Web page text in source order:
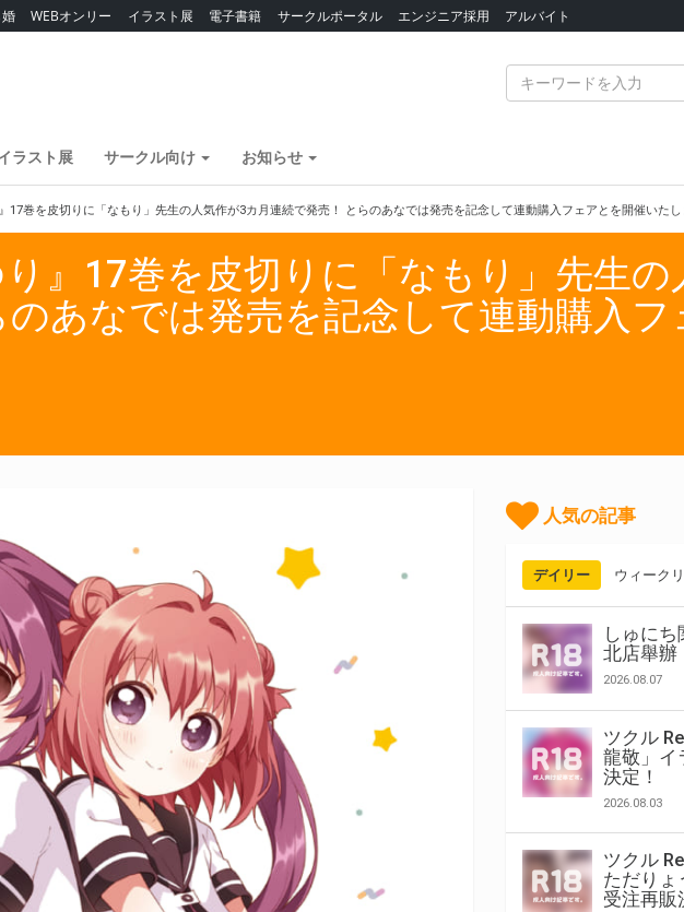
WEBオンリー イラスト展 電子書籍 サークルポータル エンジニア採用 アルバイト
ラスト展 サークル向け お知らせ
17巻を皮切りに「なもり」先生の人気作が3カ月連続で発売！ とらのあなでは発売を記念して連動購入フェアとを開催いたし
』17巻を皮切りに「なもり」先生の
あなでは発売を記念して連動購入フ
人気の記事
デイリー ウィーク
しゅに
北店舉辦
2026.08.07
ツクル
龍敬」イ
決定！
2026.08.03
ツクル
ただりょ
受注再販